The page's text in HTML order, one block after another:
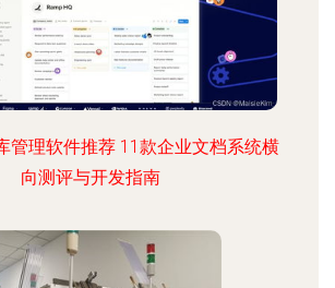
管理软件推荐 11款企业文档系统横
向测评与开发指南